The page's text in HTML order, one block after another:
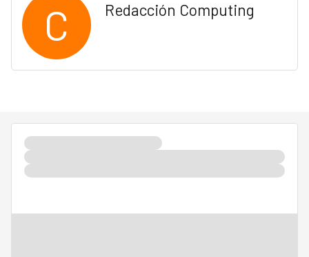
C Redacción Computing